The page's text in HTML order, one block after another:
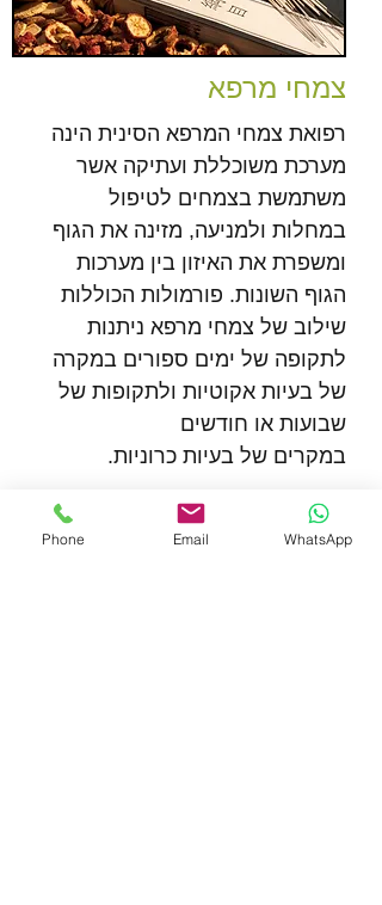
רפואת צמחי המרפא הסינית הינה
מערכת משוכללת ועתיקה אשר
משתמשת בצמחים לטיפול
במחלות ולמניעה, מזינה את הגוף
ומשפרת את האיזון בין מערכות
הגוף השונות. פורמולות הכוללות
שילוב של צמחי מרפא ניתנות
לתקופה של ימים ספורים במקרה
של בעיות אקוטיות ולתקופות של
שבועות או חודשים
.במקרים של בעיות כרוניות
צמחי מרפא
Phone Email WhatsApp